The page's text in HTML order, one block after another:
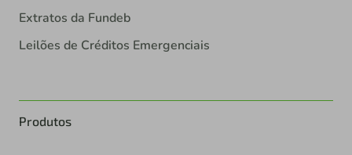
Extratos da Fundeb
Leilões de Créditos Emergenciais
Produtos